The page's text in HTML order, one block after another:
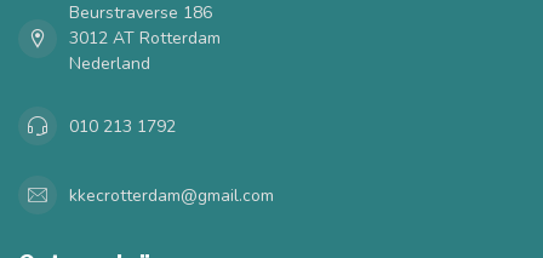
Beurstraverse 186
3012 AT Rotterdam
Nederland
010 213 1792
kkecrotterdam@gmail.com